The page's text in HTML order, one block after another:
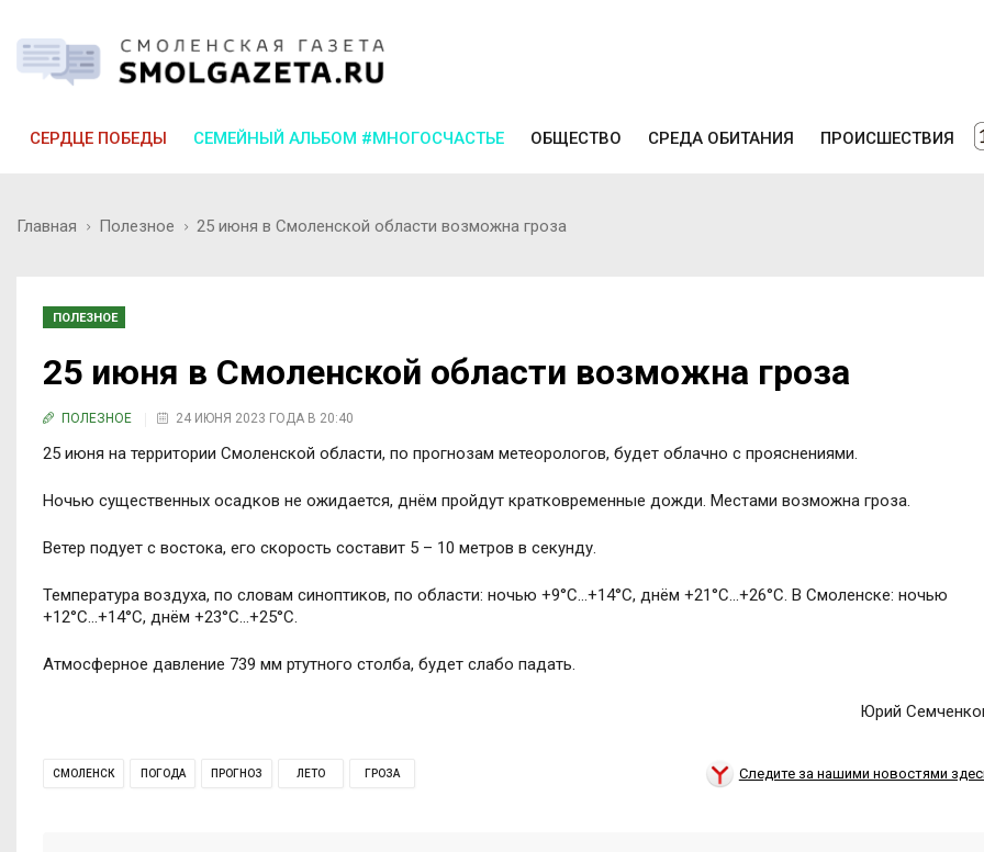
СЕРДЦЕ ПОБЕДЫ СЕМЕЙНЫЙ АЛЬБОМ #МНОГОСЧАСТЬЕ ОБЩЕСТВО СРЕДА ОБИТАНИЯ ПРОИСШЕСТВИЯ
Главная Полезное 25 июня в Смоленской области возможна гроза
ПОЛЕЗНОЕ
25 июня в Смоленской области возможна гроза
ПОЛЕЗНОЕ 24 ИЮНЯ 2023 ГОДА В 20:40
25 июня на территории Смоленской области, по прогнозам метеорологов, будет облачно с прояснениями.
Ночью существенных осадков не ожидается, днём пройдут кратковременные дожди. Местами возможна гроза.
Ветер подует с востока, его скорость составит 5 – 10 метров в секунду.
Температура воздуха, по словам синоптиков, по области: ночью +9°C…+14°C, днём +21°C…+26°C. В Смоленске: ночью
+12°C…+14°C, днём +23°C…+25°C.
Атмосферное давление 739 мм ртутного столба, будет слабо падать.
Юрий
СМОЛЕНСК ПОГОДА ПРОГНОЗ ЛЕТО ГРОЗА Следите за нашими новостями